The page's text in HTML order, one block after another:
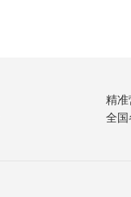
精
全